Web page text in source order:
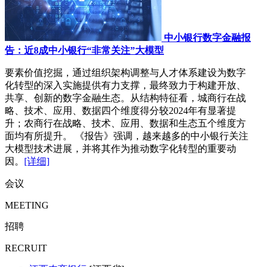
中小银行数字金融报
告：近8成中小银行“非常关注”大模型
要素价值挖掘，通过组织架构调整与人才体系建设为数字
化转型的深入实施提供有力支撑，最终致力于构建开放、
共享、创新的数字金融生态。从结构特征看，城商行在战
略、技术、应用、数据四个维度得分较2024年有显著提
升；农商行在战略、技术、应用、数据和生态五个维度方
面均有所提升。 《报告》强调，越来越多的中小银行关注
大模型技术进展，并将其作为推动数字化转型的重要动
因。 [详细]
会议
MEETING
招聘
RECRUIT